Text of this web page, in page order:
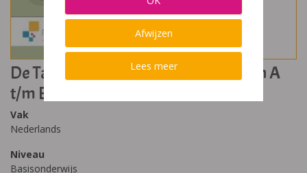
De Taalkanjers 4 Pakket Werkboeken A
t/m E
Vak
Nederlands
Niveau
Basisonderwijs
Afwijzen
Lees meer